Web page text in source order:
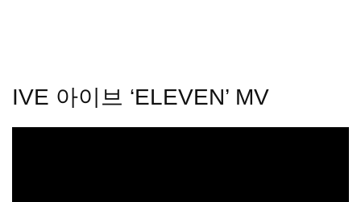
IVE 아이브 ‘ELEVEN’ MV